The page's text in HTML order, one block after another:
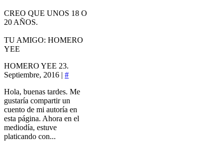
CREO QUE UNOS 18 O
20 AÑOS.
TU AMIGO: HOMERO
YEE
HOMERO YEE 23.
Septiembre, 2016 | #
Hola, buenas tardes. Me
gustaría compartir un
cuento de mi autoría en
esta página. Ahora en el
mediodía, estuve
platicando con...